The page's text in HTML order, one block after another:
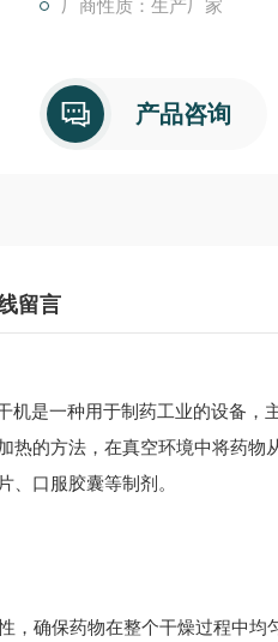
厂商性质：生产厂家
产品咨询
留言
是一种用于制药工业的设备，
热的方法，在真空环境中将药
、口服胶囊等制剂。
确保药物在整个干燥过程中均